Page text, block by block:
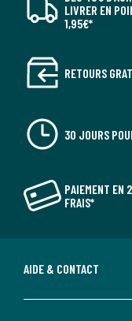
LIVRER EN
1,95€*
RETOURS
30 JOURS
PAIEMENT EN
FRAIS*
AIDE & CONTACT